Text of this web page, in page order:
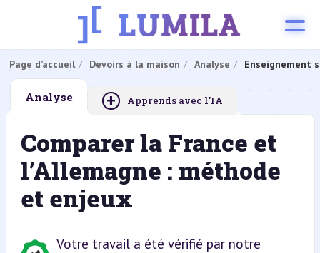
Page d’accueil Devoirs à la maison Analyse Enseignement
Analyse + Apprends avec l'IA
Comparer la France et
l’Allemagne : méthode
et enjeux
Votre travail a été vérifié par notre